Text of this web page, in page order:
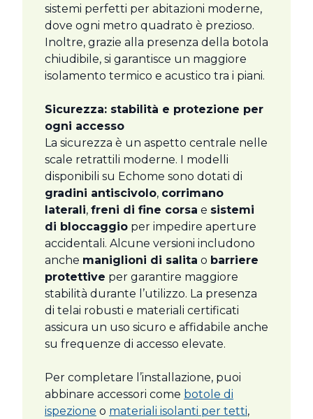
sistemi perfetti per abitazioni moderne,
dove ogni metro quadrato è prezioso.
Inoltre, grazie alla presenza della botola
chiudibile, si garantisce un maggiore
isolamento termico e acustico tra i piani.
Sicurezza: stabilità e protezione per
ogni accesso
La sicurezza è un aspetto centrale nelle
scale retrattili moderne. I modelli
disponibili su Echome sono dotati di
gradini antiscivolo, corrimano
laterali, freni di fine corsa e sistemi
di bloccaggio per impedire aperture
accidentali. Alcune versioni includono
anche maniglioni di salita o barriere
protettive per garantire maggiore
stabilità durante l’utilizzo. La presenza
di telai robusti e materiali certificati
assicura un uso sicuro e affidabile anche
su frequenze di accesso elevate.
Per completare l’installazione, puoi
abbinare accessori come botole di
ispezione o materiali isolanti per tetti,